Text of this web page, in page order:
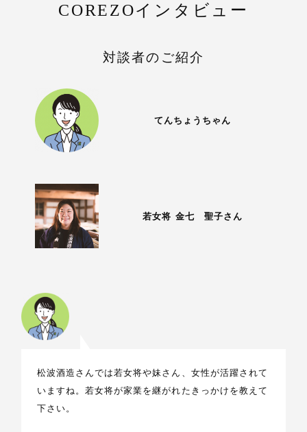
COREZOインタビュー
対談者のご紹介
てんちょうちゃん
若女将 金七 聖子さん
松波酒造さんでは若女将や妹さん、女性が活躍されて
いますね。若女将が家業を継がれたきっかけを教えて
下さい。